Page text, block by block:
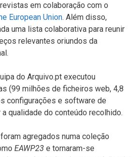
em colaboração com o
European Union. Além disso,
uma lista colaborativa para reunir
relevantes oriundos da
do Arquivo.pt executou
(99 milhões de ficheiros web, 4,8
configurações e software de
qualidade do conteúdo recolhido.
agregados numa coleção
EAWP23 e tornaram-se